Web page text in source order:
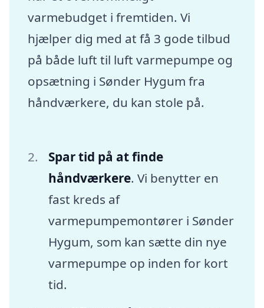
varmebudget i fremtiden. Vi
hjælper dig med at få 3 gode tilbud
på både luft til luft varmepumpe og
opsætning i Sønder Hygum fra
håndværkere, du kan stole på.
Spar tid på at finde
håndværkere. Vi benytter en
fast kreds af
varmepumpemontører i Sønder
Hygum, som kan sætte din nye
varmepumpe op inden for kort
tid.